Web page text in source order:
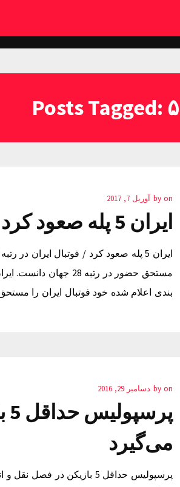
Posts Tagged: ۵
by on آوریل 7, 2017
ایران 5 پله صعود کرد / فوتبال ایران در رتبه 28 جهان
بندی اعلام شده خود فوتبال ایران را
by on دسامبر 29, 2016
می‌گیرد